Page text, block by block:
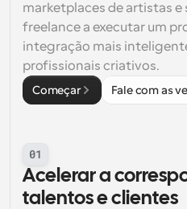
marketplaces de artistas e
freelance a executar um
integração mais
profissionais criativos.
Começar Fale com as
01
Acelerar a
talentos e clientes